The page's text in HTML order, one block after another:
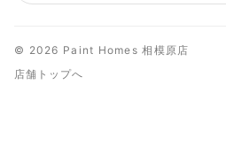
© 2026 Paint Homes 相模原店
店舗トップへ